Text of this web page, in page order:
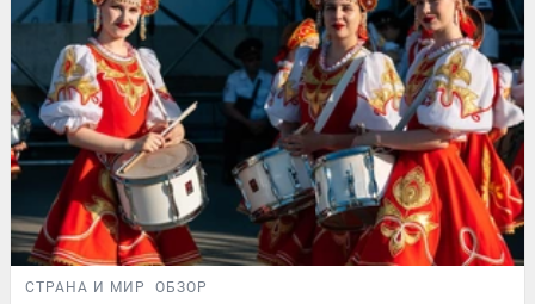
СТРАНА И МИР ОБЗОР